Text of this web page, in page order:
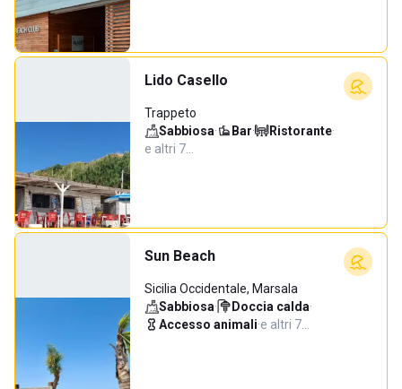
Lido Casello
Trappeto
Sabbiosa· Bar· Ristorante·
e altri 7…
Sun Beach
Sicilia Occidentale, Marsala
Sabbiosa· Doccia calda·
Accesso animali·e altri 7…